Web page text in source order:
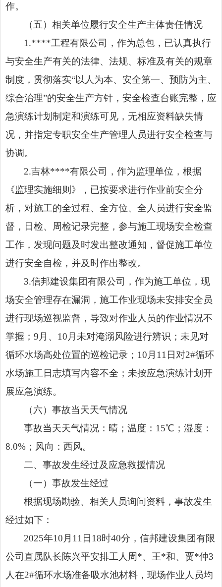
作。
（五）相关单位履行安全生产主体责任情况
1.****工程有限公司，作为总包，已认真执行
与安全生产有关的法律、法规、标准及有关的规章
制度，贯彻落实“以人为本、安全第一、预防为主、
综合治理”的安全生产方针，安全检查台账完整，应
急演练计划制定和演练可见，无相应资料缺失情
况，并指定专职安全生产管理人员进行安全检查与
协调。
2.吉林****有限公司，作为监理单位，根据
《监理实施细则》，已按要求进行作业前安全分
析，对施工的全过程、全方位、全人员进行安全监
督，日检、周检记录完整，参与施工现场安全检查
工作，发现问题及时发出整改通知，督促施工单位
进行安全自检，并及时作出整改。
3.信邦建设集团有限公司，作为施工单位，现
场安全管理存在漏洞，施工作业现场未安排安全员
进行现场巡视监督，导致对作业人员的作业情况不
掌握；9月、10月未对淹溺风险进行辨识；未见对
循环水场高处位置的巡检记录；10月11日对2#循环
水场施工日志填写内容不全；未按应急演练计划开
展应急演练。
（六）事故当天天气情况
事故当天天气情况：晴；温度：15℃；湿度：
8.0%；风向：西风。
二、事故发生经过及应急救援情况
（一）事故发生经过
根据现场勘验、相关人员询问资料，事故发生
经过如下：
2025年10月11日18时40分，信邦建设集团有限
公司直属队长陈兴平安排工人周*、王*和、贾*仲3
人在2#循环水场准备吸水池材料，现场作业人员均